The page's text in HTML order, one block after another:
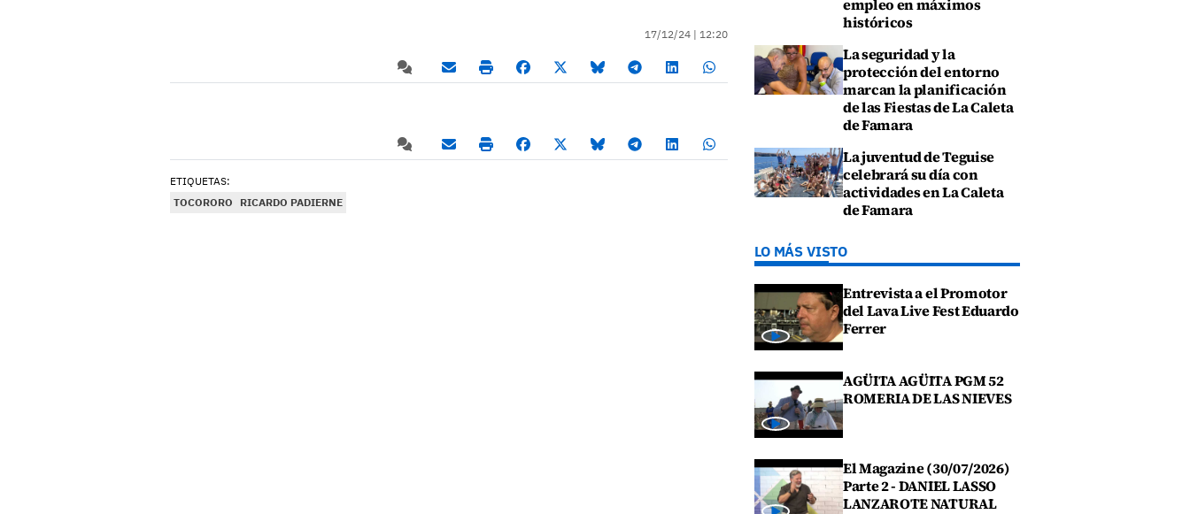
17/12/24 | 12:20
ETIQUETAS:
TOCORORO
RICARDO PADIERNE
empleo en máximos
históricos
La seguridad y la
protección del entorno
marcan la planificación
de las Fiestas de La Caleta
de Famara
La juventud de Teguise
celebrará su día con
actividades en La Caleta
de Famara
LO MÁS VISTO
Entrevista a el Promotor
del Lava Live Fest Eduardo
Ferrer
AGÜITA AGÜITA PGM 52
ROMERIA DE LAS NIEVES
El Magazine (30/07/2026)
Parte 2 - DANIEL LASSO
LANZAROTE NATURAL